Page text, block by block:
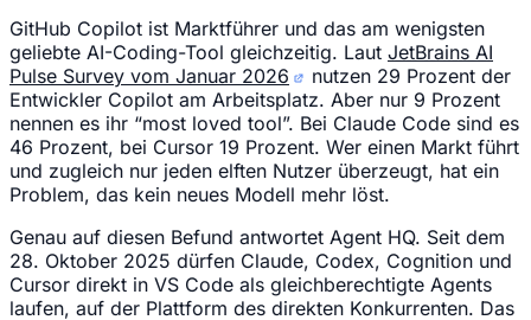
GitHub Copilot ist Marktführer und das am wenigsten
geliebte AI-Coding-Tool gleichzeitig. Laut JetBrains AI
Pulse Survey vom Januar 2026
nutzen 29 Prozent der
Entwickler Copilot am Arbeitsplatz. Aber nur 9 Prozent
nennen es ihr “most loved tool”. Bei Claude Code sind es
46 Prozent, bei Cursor 19 Prozent. Wer einen Markt führt
und zugleich nur jeden elften Nutzer überzeugt, hat ein
Problem, das kein neues Modell mehr löst.
Genau auf diesen Befund antwortet Agent HQ. Seit dem
28. Oktober 2025 dürfen Claude, Codex, Cognition und
Cursor direkt in VS Code als gleichberechtigte Agents
laufen, auf der Plattform des direkten Konkurrenten. Das